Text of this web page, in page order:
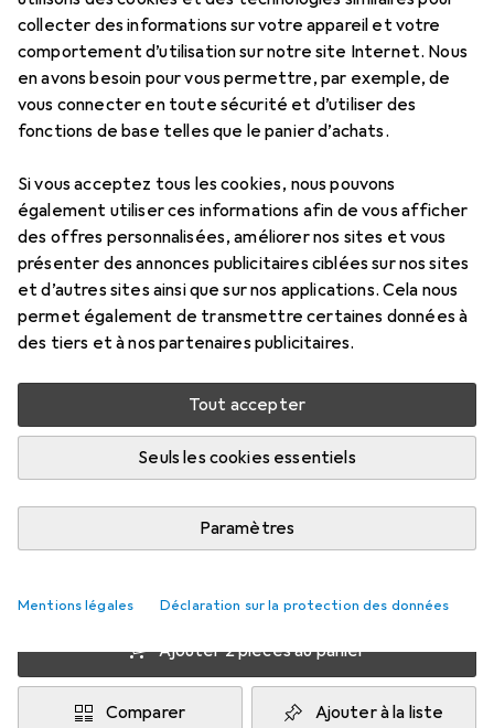
collecter des informations sur votre appareil et votre
comportement d’utilisation sur notre site Internet. Nous
en avons besoin pour vous permettre, par exemple, de
vous connecter en toute sécurité et d’utiliser des
fonctions de base telles que le panier d’achats.
Si vous acceptez tous les cookies, nous pouvons
également utiliser ces informations afin de vous afficher
des offres personnalisées, améliorer nos sites et vous
présenter des annonces publicitaires ciblées sur nos sites
et d’autres sites ainsi que sur nos applications. Cela nous
permet également de transmettre certaines données à
des tiers et à nos partenaires publicitaires.
Tout accepter
Seuls les cookies essentiels
Paramètres
Mentions légales Déclaration sur la protection des données
5 images
REMISE QUANTITATIVE
Usb2type
0.90 m
Prix en EUR TVA incl.
EUR
7,28 économisez EUR
2,12
5
Évaluations Marque
Plus de produits StarTech
Livré entre jeu, 20/8 et sam, 22/8
Plus de 10 pièces en stock chez le fournisseur
M'informer si le produit est disponible plus tôt
EUR
8,34
EUR
7,28
3 pièces
EUR
6,79
EUR
6,26
Ajouter 2 pièces au panier
Comparer Ajouter à la liste